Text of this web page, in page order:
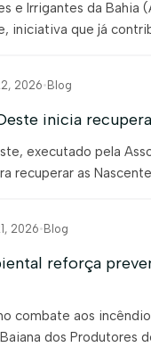
e Irrigantes da
iniciativa que já
2026• Blog
inicia
executado pela
recuperar as
2026• Blog
reforça
combate aos
dos Produtores